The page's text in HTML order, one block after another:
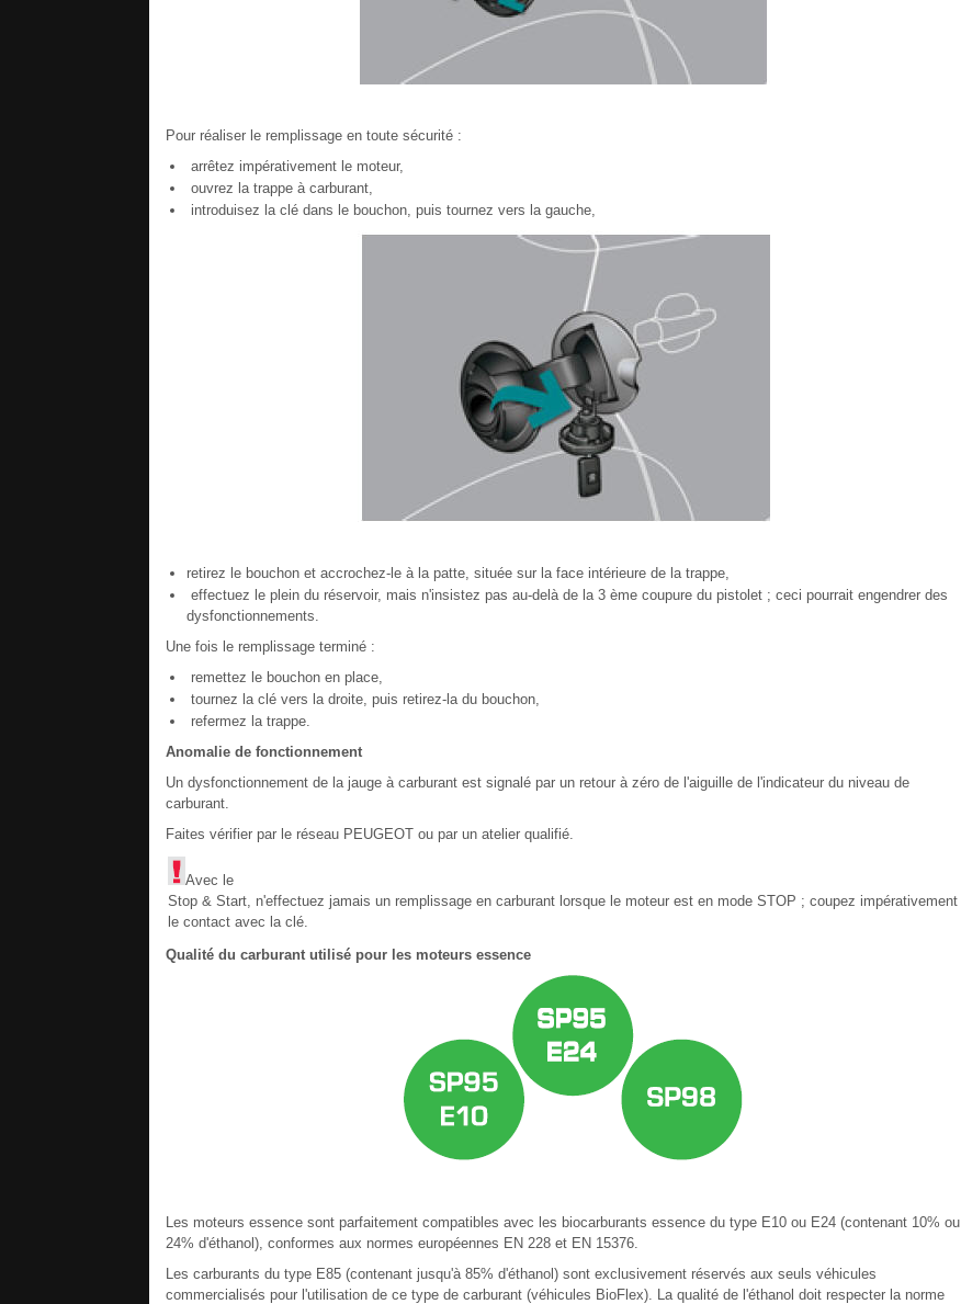
Pour réaliser le remplissage en toute sécurité :
arrêtez impérativement le moteur,
ouvrez la trappe à carburant,
introduisez la clé dans le bouchon, puis tournez vers la gauche,
retirez le bouchon et accrochez-le à la patte, située sur la face intérieure de la trappe,
effectuez le plein du réservoir, mais n'insistez pas au-delà de la 3 ème coupure du pistolet ; ceci pourrait engendrer des
dysfonctionnements.
Une fois le remplissage terminé :
remettez le bouchon en place,
tournez la clé vers la droite, puis retirez-la du bouchon,
refermez la trappe.
Anomalie de fonctionnement
Un dysfonctionnement de la jauge à carburant est signalé par un retour à zéro de l'aiguille de l'indicateur du niveau de
carburant.
Faites vérifier par le réseau PEUGEOT ou par un atelier qualifié.
Avec le
Stop & Start, n'effectuez jamais un remplissage en carburant lorsque le moteur est en mode STOP ; coupez impérativement
le contact avec la clé.
Qualité du carburant utilisé pour les moteurs essence
Les moteurs essence sont parfaitement compatibles avec les biocarburants essence du type E10 ou E24 (contenant 10% ou
24% d'éthanol), conformes aux normes européennes EN 228 et EN 15376.
Les carburants du type E85 (contenant jusqu'à 85% d'éthanol) sont exclusivement réservés aux seuls véhicules
commercialisés pour l'utilisation de ce type de carburant (véhicules BioFlex). La qualité de l'éthanol doit respecter la norme